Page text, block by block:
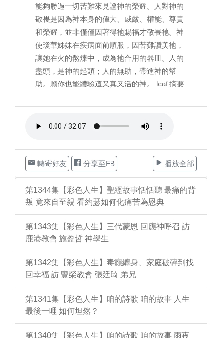
能夠勝過一切苦難來見證神的榮耀。人對神的
敬畏是因為神本身的偉大、威嚴、權能、尊貴
和榮耀，並非僅僅因著得祂賜福才敬畏祂。神
使瓊華姊妹在疾病面前順服，因苦難讚美祂，
讓她在火的熬煉中，成為祂合用的器皿。人的
盡頭，是神的起頭；人的無助，帶進神的幫
助。願你也能體驗這又真又活的神。 leaf 摘要
轉寄好友 分享至FB 播放全部
第1344集【彩色人生】聖經故事恬恬聽 最痛的背
叛 竟來自至親 看約瑟如何化痛苦為恩典
第1343集【彩色人生】三代蒙恩 回應神呼召 訪
鹿港教會 施盈哲 神學生
第1342集【彩色人生】毒癮纏身、家庭破碎到找
回幸福 訪 豐榮教會 張廷琦 弟兄
第1341集【彩色人生】咱的詩歌 咱的故事 人生
最後一哩 如何坦然？
第1340集【彩色人生】咱的詩歌 咱的故事 雨夜